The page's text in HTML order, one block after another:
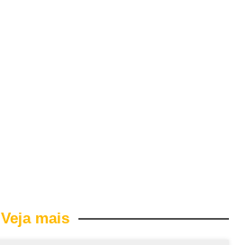
Veja mais